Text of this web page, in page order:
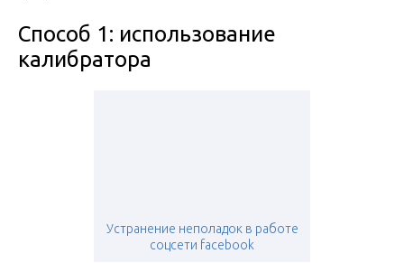
Способ 1: использование
калибратора
Устранение неполадок в работе
соцсети facebook